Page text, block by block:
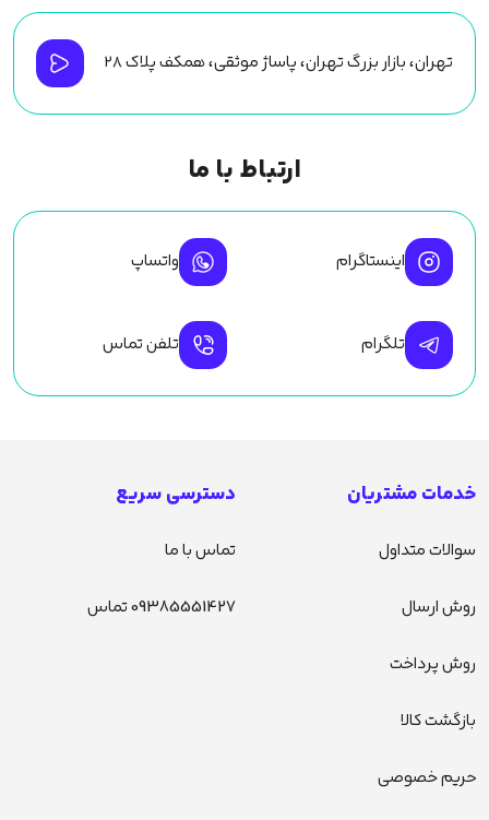
تهران، بازار بزرگ تهران، پاساژ موثقی، همکف پلاک ۲۸
ارتباط با ما
اینستاگرام واتساپ
تلگرام تلفن تماس
خدمات مشتریان
سوالات متداول
روش ارسال
روش پرداخت
بازگشت کالا
حریم خصوصی
دسترسی سریع
تماس با ما
09385551427 تماس